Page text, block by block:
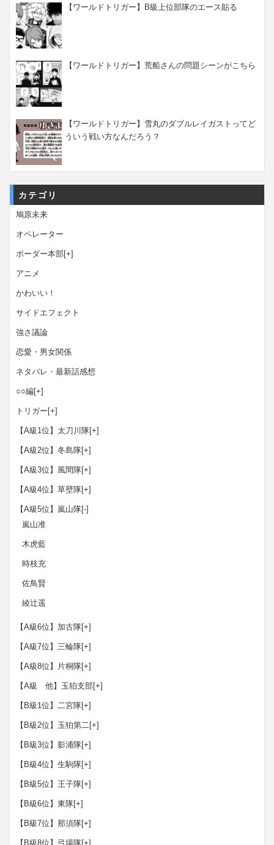
【ワールドトリガー】B級上位部隊のエース貼る
【ワールドトリガー】荒船さんの問題シーンがこちら
【ワールドトリガー】雪丸のダブルレイガストってど
ういう戦い方なんだろう？
カテゴリ
鳩原未来
オペレーター
ボーダー本部[+]
アニメ
かわいい！
サイドエフェクト
強さ議論
恋愛・男女関係
ネタバレ・最新話感想
○○編[+]
トリガー [+]
【A級1位】太刀川隊[+]
【A級2位】冬島隊[+]
【A級3位】風間隊[+]
【A級4位】草壁隊[+]
【A級5位】嵐山隊[-]
嵐山准
木虎藍
時枝充
佐鳥賢
綾辻遥
【A級6位】加古隊[+]
【A級7位】三輪隊[+]
【A級8位】片桐隊[+]
【A級 他】玉狛支部[+]
【B級1位】二宮隊[+]
【B級2位】玉狛第二[+]
【B級3位】影浦隊[+]
【B級4位】生駒隊[+]
【B級5位】王子隊[+]
【B級6位】東隊[+]
【B級7位】那須隊[+]
【B級8位】弓場隊[+]